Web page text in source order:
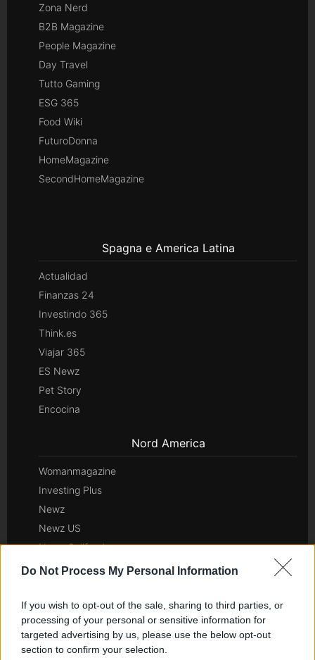
Do Not Process My Personal Information
If you wish to opt-out of the sale, sharing to third parties, or
processing of your personal or sensitive information for
targeted advertising by us, please use the below opt-out
section to confirm your selection.
Zona Nerd
B2B Magazine
People Magazine
Day Travel
Tutto Gaming
ESG 365
Food Wiki
FuturoDonna
HomeMagazine
SecondHomeMagazine
Spagna e America Latina
Actualidad
Finanzas 24
Investindo 365
Think.es
Viajar 365
ES Newz
Pet Story
Encocina
Nord America
Womanmagazine
Investing Plus
Newz
Newz US
Newz California
Newz Texas
Newz New York
Newz Pennsylvania
Newz Illinois